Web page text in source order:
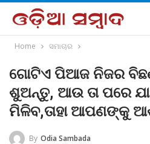
Home ସମାଚାର
ଗୋଟିଏ ପିଆଜ ନିଜର
ଶୁଅନ୍ତୁ, ଆଉ ତା ପରେ
ମିଳିବ,ତାହା ଆପଣଙ୍କୁ
By Odia Sambada